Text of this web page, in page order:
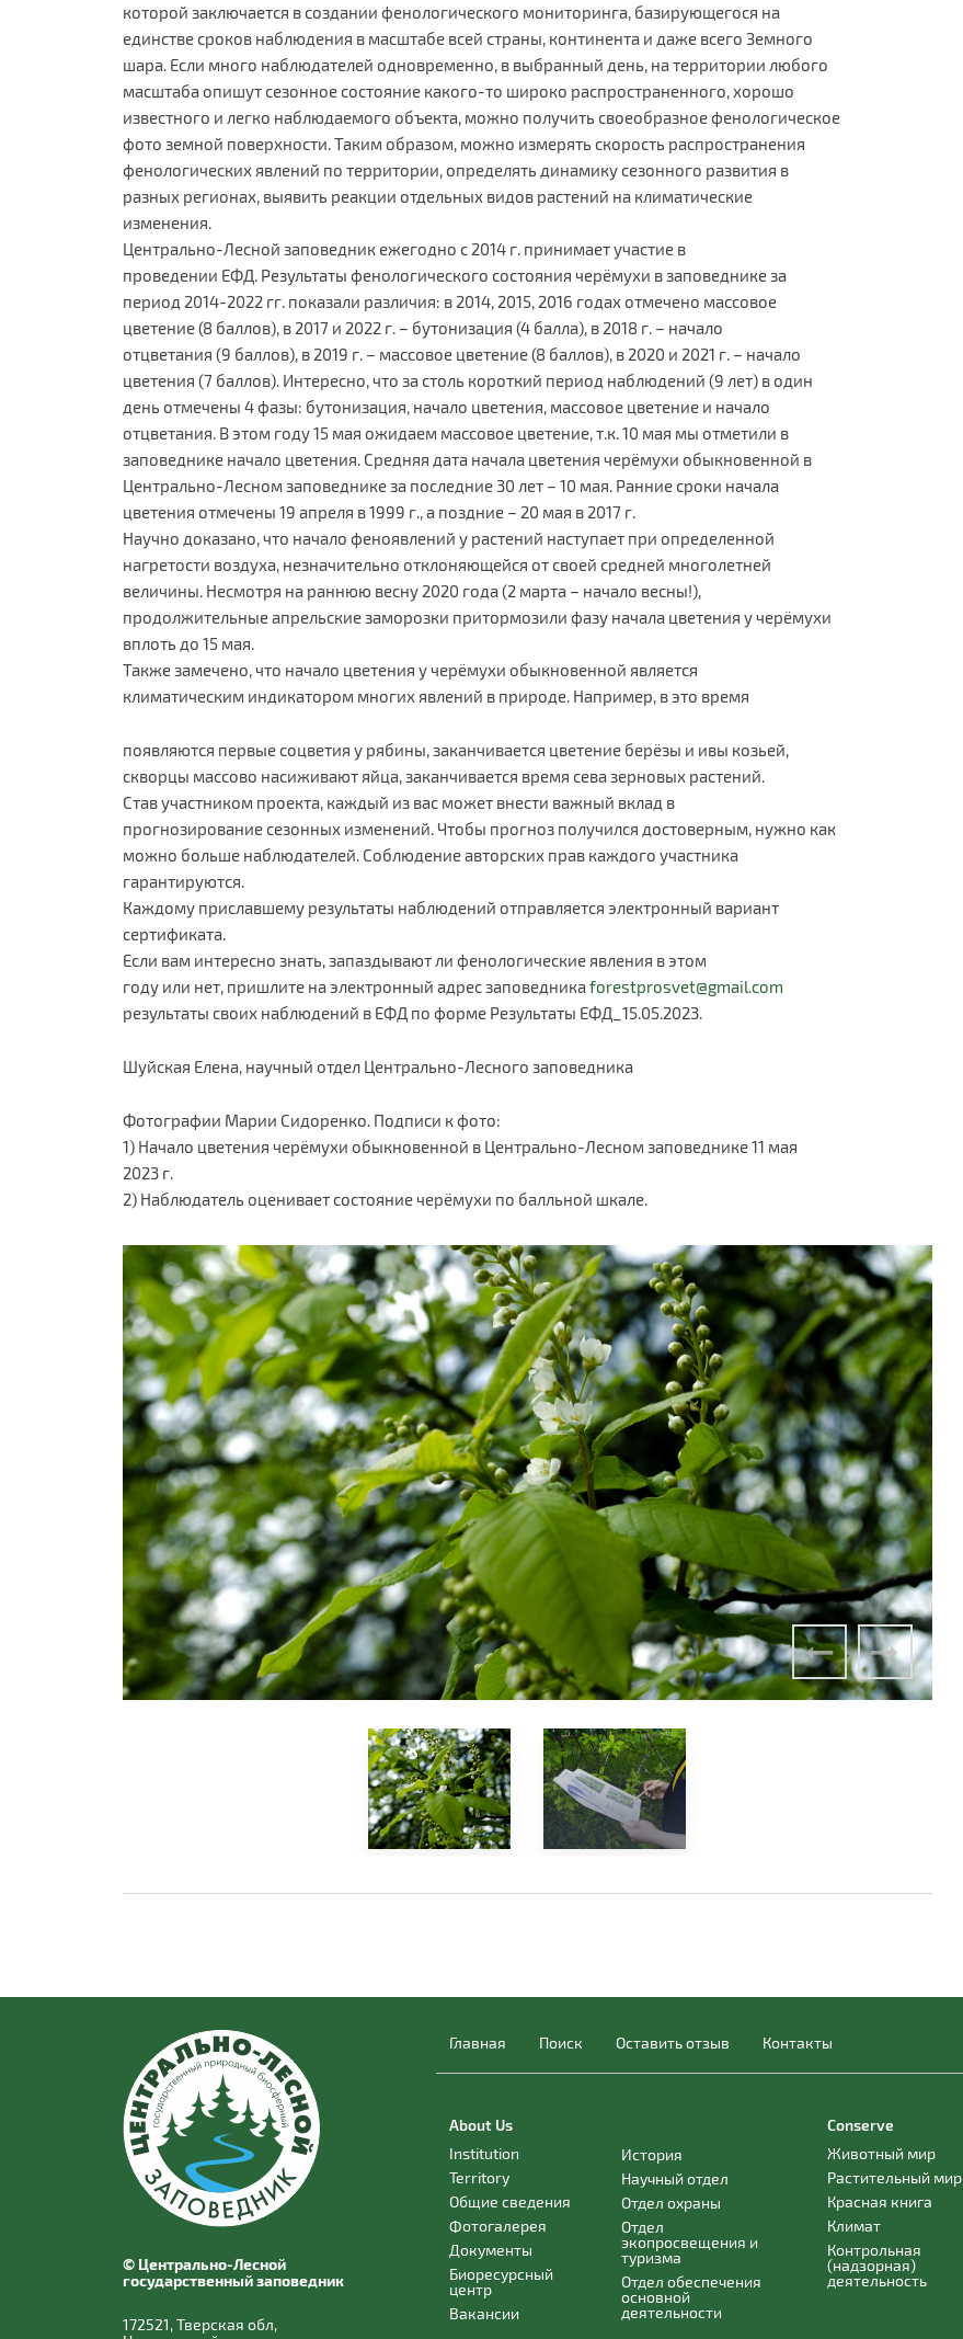
которой заключается в создании фенологического мониторинга, базирующегося на
единстве сроков наблюдения в масштабе всей страны, континента и даже всего Земного
шара. Если много наблюдателей одновременно, в выбранный день, на территории любого
масштаба опишут сезонное состояние какого-то широко распространенного, хорошо
известного и легко наблюдаемого объекта, можно получить своеобразное фенологическое
фото земной поверхности. Таким образом, можно измерять скорость распространения
фенологических явлений по территории, определять динамику сезонного развития в
разных регионах, выявить реакции отдельных видов растений на климатические
изменения.
Центрально-Лесной заповедник ежегодно с 2014 г. принимает участие в
проведении ЕФД. Результаты фенологического состояния черёмухи в заповеднике за
период 2014-2022 гг. показали различия: в 2014, 2015, 2016 годах отмечено массовое
цветение (8 баллов), в 2017 и 2022 г. – бутонизация (4 балла), в 2018 г. – начало
отцветания (9 баллов), в 2019 г. – массовое цветение (8 баллов), в 2020 и 2021 г. – начало
цветения (7 баллов). Интересно, что за столь короткий период наблюдений (9 лет) в один
день отмечены 4 фазы: бутонизация, начало цветения, массовое цветение и начало
отцветания. В этом году 15 мая ожидаем массовое цветение, т.к. 10 мая мы отметили в
заповеднике начало цветения. Средняя дата начала цветения черёмухи обыкновенной в
Центрально-Лесном заповеднике за последние 30 лет – 10 мая. Ранние сроки начала
цветения отмечены 19 апреля в 1999 г., а поздние – 20 мая в 2017 г.
Научно доказано, что начало феноявлений у растений наступает при определенной
нагретости воздуха, незначительно отклоняющейся от своей средней многолетней
величины. Несмотря на раннюю весну 2020 года (2 марта – начало весны!),
продолжительные апрельские заморозки притормозили фазу начала цветения у черёмухи
вплоть до 15 мая.
Также замечено, что начало цветения у черёмухи обыкновенной является
климатическим индикатором многих явлений в природе. Например, в это время
появляются первые соцветия у рябины, заканчивается цветение берёзы и ивы козьей,
скворцы массово насиживают яйца, заканчивается время сева зерновых растений.
Став участником проекта, каждый из вас может внести важный вклад в
прогнозирование сезонных изменений. Чтобы прогноз получился достоверным, нужно как
можно больше наблюдателей. Соблюдение авторских прав каждого участника
гарантируются.
Каждому приславшему результаты наблюдений отправляется электронный вариант
сертификата.
Если вам интересно знать, запаздывают ли фенологические явления в этом
году или нет, пришлите на электронный адрес заповедникаforestprosvet@gmail.com
результаты своих наблюдений в ЕФД по форме Результаты ЕФД_15.05.2023.
Шуйская Елена, научный отдел Центрально-Лесного заповедника
Фотографии Марии Сидоренко. Подписи к фото:
1) Начало цветения черёмухи обыкновенной в Центрально-Лесном заповеднике 11 мая
2023 г.
2) Наблюдатель оценивает состояние черёмухи по балльной шкале.
© Центрально-Лесной
государственный заповедник
172521, Тверская обл,
Главная Поиск Оставить отзыв Контакты
About Us
Institution
Territory
Общие сведения
Фотогалерея
Документы
Биоресурсный
центр
Вакансии
История
Научный отдел
Отдел охраны
Отдел
экопросвещения и
туризма
Отдел обеспечения
основной
деятельности
Conserve
Животный мир
Растительный мир
Красная книга
Климат
Контрольная
(надзорная)
деятельность